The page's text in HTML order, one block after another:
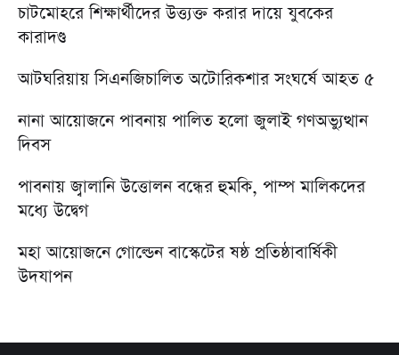
চাটমোহরে শিক্ষার্থীদের উত্ত্যক্ত করার দায়ে যুবকের
কারাদণ্ড
আটঘরিয়ায় সিএনজিচালিত অটোরিকশার সংঘর্ষে আহত ৫
নানা আয়োজনে পাবনায় পালিত হলো জুলাই গণঅভ্যুত্থান
দিবস
পাবনায় জ্বালানি উত্তোলন বন্ধের হুমকি, পাম্প মালিকদের
মধ্যে উদ্বেগ
মহা আয়োজনে গোল্ডেন বাস্কেটের ষষ্ঠ প্রতিষ্ঠাবার্ষিকী
উদযাপন